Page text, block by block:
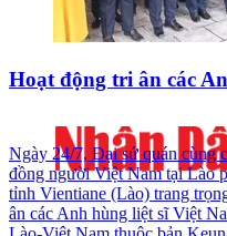
Hoạt động tri ân các
Ngày 24/7, Đại sứ quán cùng
đồng người Việt Nam tại Lào
tỉnh Vientiane (Lào) trang
ân các Anh hùng liệt sĩ Việt